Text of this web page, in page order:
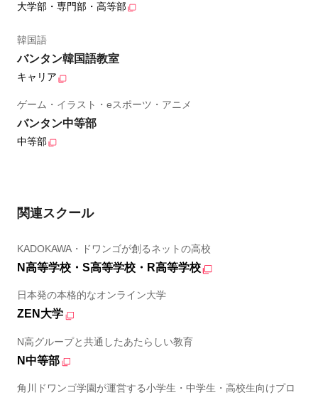
大学部・専門部・高等部
韓国語
バンタン韓国語教室
キャリア
ゲーム・イラスト・eスポーツ・アニメ
バンタン中等部
中等部
関連スクール
KADOKAWA・ドワンゴが創るネットの高校
N高等学校・S高等学校・R高等学校
日本発の本格的なオンライン大学
ZEN大学
N高グループと共通したあたらしい教育
N中等部
角川ドワンゴ学園が運営する小学生・中学生・高校生向けプロ